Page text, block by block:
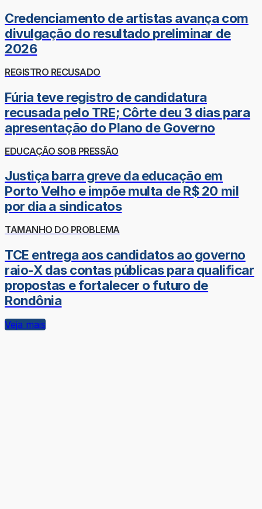
Credenciamento de artistas avança com
divulgação do resultado preliminar de
2026
REGISTRO RECUSADO
Fúria teve registro de candidatura
recusada pelo TRE; Côrte deu 3 dias para
apresentação do Plano de Governo
EDUCAÇÃO SOB PRESSÃO
Justiça barra greve da educação em
Porto Velho e impõe multa de R$ 20 mil
por dia a sindicatos
TAMANHO DO PROBLEMA
TCE entrega aos candidatos ao governo
raio-X das contas públicas para qualificar
propostas e fortalecer o futuro de
Rondônia
Veja mais